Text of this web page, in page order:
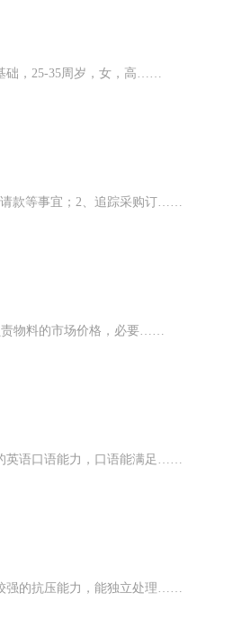
础，25-35周岁，女，高……
款等事宜；2、追踪采购订……
物料的市场价格，必要……
英语口语能力，口语能满足……
强的抗压能力，能独立处理……